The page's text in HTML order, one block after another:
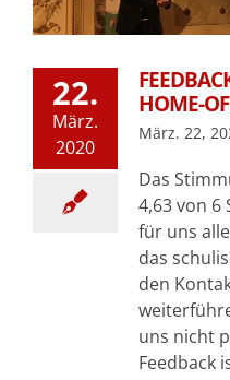
22.
März.
2020
HOME-
März. 22,
Das
4,63 von 6
für uns
das
den
uns nicht
Feedback